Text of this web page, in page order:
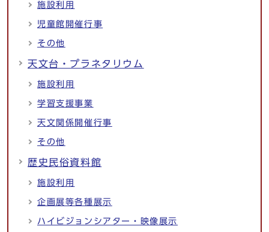
施設利用
児童館開催行事
その他
天文台・プラネタリウム
施設利用
学習支援事業
天文関係開催行事
その他
歴史民俗資料館
施設利用
企画展等各種展示
ハイビジョンシアター・映像展示